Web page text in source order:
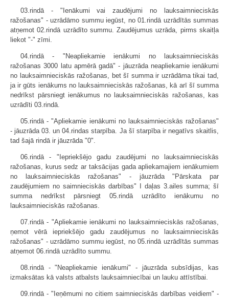
03.rindā - "Ienākumi vai zaudējumi no lauksaimnieciskās
ražošanas" - uzrādāmo summu iegūst, no 01.rindā uzrādītās summas
atņemot 02.rindā uzrādīto summu. Zaudējumus uzrāda, pirms skaitļa
liekot "-" zīmi.
04.rindā - "Neapliekamie ienākumi no lauksaimnieciskās
ražošanas 3000 latu apmērā gadā" - jāuzrāda neapliekamie ienākumi
no lauksaimnieciskās ražošanas, bet šī summa ir uzrādāma tikai tad,
ja ir gūts ienākums no lauksaimnieciskās ražošanas, kā arī šī summa
nedrīkst pārsniegt ienākumus no lauksaimnieciskās ražošanas, kas
uzrādīti 03.rindā.
05.rindā - "Apliekamie ienākumi no lauksaimnieciskās ražošanas"
- jāuzrāda 03. un 04.rindas starpība. Ja šī starpība ir negatīvs skaitlis,
tad šajā rindā ir jāuzrāda "0".
06.rindā - "Iepriekšējo gadu zaudējumi no lauksaimnieciskās
ražošanas, kurus sedz ar taksācijas gada apliekamajiem ienākumiem
no lauksaimnieciskās ražošanas" - jāuzrāda "Pārskata par
zaudējumiem no saimnieciskās darbības" I daļas 3.ailes summa; šī
summa nedrīkst pārsniegt 05.rindā uzrādīto ienākumu no
lauksaimnieciskās ražošanas.
07.rindā - "Apliekamie ienākumi no lauksaimnieciskās ražošanas,
ņemot vērā iepriekšējo gadu zaudējumus no lauksaimnieciskās
ražošanas" - uzrādāmo summu iegūst, no 05.rindā uzrādītās summas
atņemot 06.rindā uzrādīto summu.
08.rindā - "Neapliekamie ienākumi" - jāuzrāda subsīdijas, kas
izmaksātas kā valsts atbalsts lauksaimniecībai un lauku attīstībai.
09.rindā - "Ieņēmumi no citiem saimnieciskās darbības veidiem" -